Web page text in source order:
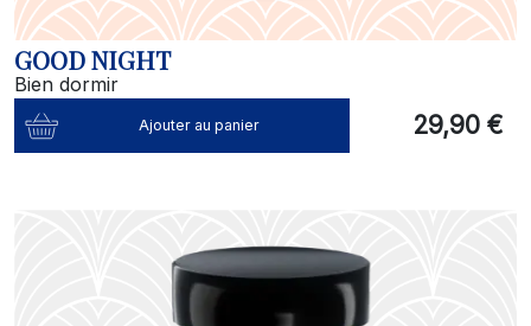
GOOD NIGHT
Bien dormir
Ajouter au panier 29,90 €